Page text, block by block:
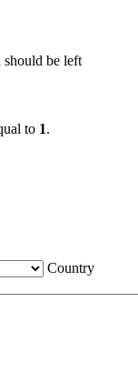
be left
to 1.
Country